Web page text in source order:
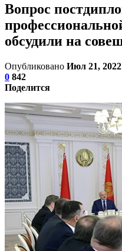
Вопрос
обсудили на
Опубликовано Июл 21, 2022
0 842
Поделится